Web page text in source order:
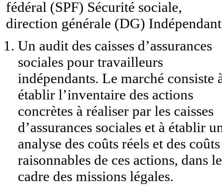
fédéral (SPF) Sécurité sociale,
direction générale (DG)
Un audit des caisses d’assurances
sociales pour travailleurs
indépendants. Le marché consiste
établir l’inventaire des actions
concrètes à réaliser par les caisses
d’assurances sociales et à établir
analyse des coûts réels et des coûts
raisonnables de ces actions, dans le
cadre des missions légales.